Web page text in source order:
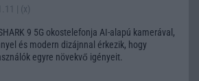
| (x)
9 5G okostelefonja AI-alapú kamerával,
és modern dizájnnal érkezik, hogy
egyre növekvő igényeit.